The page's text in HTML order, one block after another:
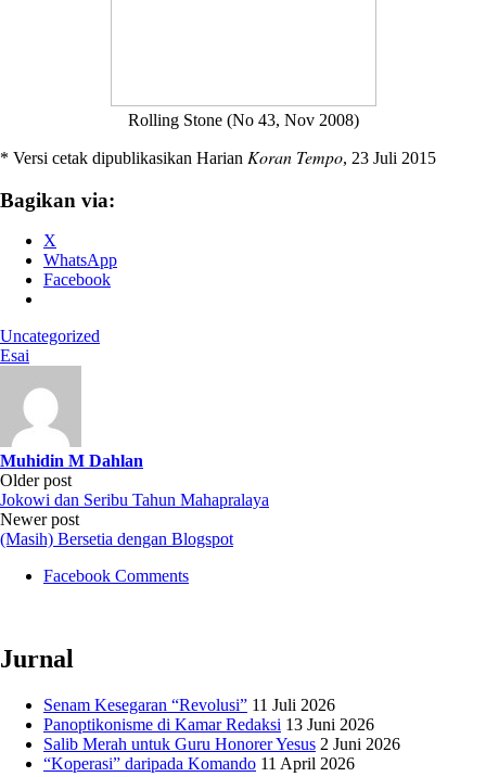
Rolling Stone (No 43, Nov 2008)
* Versi cetak dipublikasikan Harian Koran Tempo, 23 Juli 2015
Bagikan via:
X
WhatsApp
Facebook
Uncategorized
Esai
Muhidin M Dahlan
Post
navigation
Older post
Jokowi dan Seribu Tahun Mahapralaya
Newer post
(Masih) Bersetia dengan Blogspot
Facebook Comments
Jurnal
Senam Kesegaran “Revolusi” 11 Juli 2026
Panoptikonisme di Kamar Redaksi 13 Juni 2026
Salib Merah untuk Guru Honorer Yesus 2 Juni 2026
“Koperasi” daripada Komando 11 April 2026